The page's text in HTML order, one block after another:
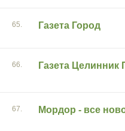
65. Газета Город
66. Газета
67. Мордор - все